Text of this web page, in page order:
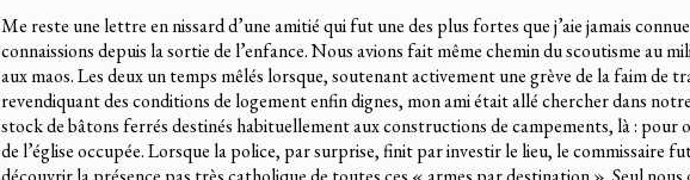
Me reste une lettre en nissard d’une amitié qui fut une des plus fortes que j’aie jamais
connaissions depuis la sortie de l’enfance. Nous avions fait même chemin du scoutisme au
aux maos. Les deux un temps mêlés lorsque, soutenant activement une grève de la faim de
revendiquant des conditions de logement enfin dignes, mon ami était allé chercher dans
stock de bâtons ferrés destinés habituellement aux constructions de campements, là : pour
de l’église occupée. Lorsque la police, par surprise, finit par investir le lieu, le commissaire